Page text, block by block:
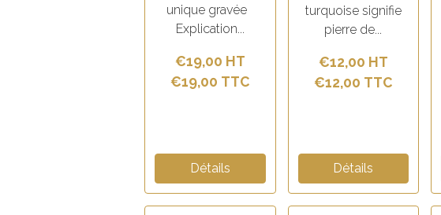
unique gravée
Explication...
€19,00 HT
€19,00 TTC
Détails
turquoise signifie
pierre de...
€12,00 HT
€12,00 TTC
Détails